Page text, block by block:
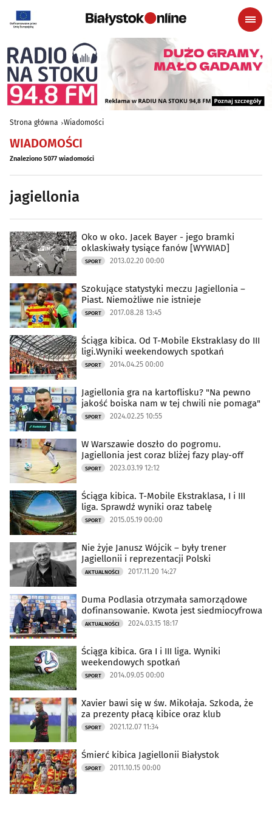
Strona główna Wiadomości
WIADOMOŚCI
Znaleziono 5077 wiadomości
jagiellonia
Oko w oko. Jacek Bayer - jego bramki
oklaskiwały tysiące fanów [WYWIAD]
SPORT 2013.02.20 00:00
Szokujące statystyki meczu Jagiellonia –
Piast. Niemożliwe nie istnieje
SPORT 2017.08.28 13:45
Ściąga kibica. Od T-Mobile Ekstraklasy do III
ligi.Wyniki weekendowych spotkań
SPORT 2014.04.25 00:00
Jagiellonia gra na kartoflisku? "Na pewno
jakość boiska nam w tej chwili nie pomaga"
SPORT 2024.02.25 10:55
W Warszawie doszło do pogromu.
Jagiellonia jest coraz bliżej fazy play-off
SPORT 2023.03.19 12:12
Ściąga kibica. T-Mobile Ekstraklasa, I i III
liga. Sprawdź wyniki oraz tabelę
SPORT 2015.05.19 00:00
Nie żyje Janusz Wójcik – były trener
Jagiellonii i reprezentacji Polski
AKTUALNOŚCI 2017.11.20 14:27
Duma Podlasia otrzymała samorządowe
dofinansowanie. Kwota jest siedmiocyfrowa
AKTUALNOŚCI 2024.03.15 18:17
Ściąga kibica. Gra I i III liga. Wyniki
weekendowych spotkań
SPORT 2014.09.05 00:00
Xavier bawi się w św. Mikołaja. Szkoda, że
za prezenty płacą kibice oraz klub
SPORT 2021.12.07 11:34
Śmierć kibica Jagiellonii Białystok
SPORT 2011.10.15 00:00